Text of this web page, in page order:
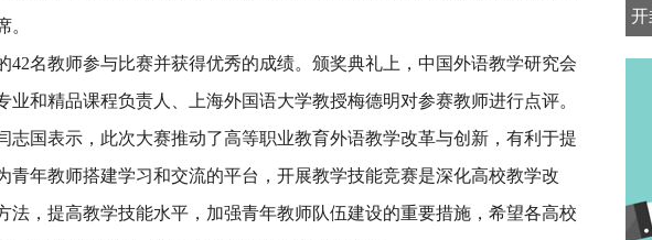
。
42名教师参与比赛并获得优秀的成绩。颁奖典礼上，中国外语教学研究会
业和精品课程负责人、上海外国语大学教授梅德明对参赛教师进行点评。
志国表示，此次大赛推动了高等职业教育外语教学改革与创新，有利于提
青年教师搭建学习和交流的平台，开展教学技能竞赛是深化高校教学改
法，提高教学技能水平，加强青年教师队伍建设的重要措施，希望各高校
开